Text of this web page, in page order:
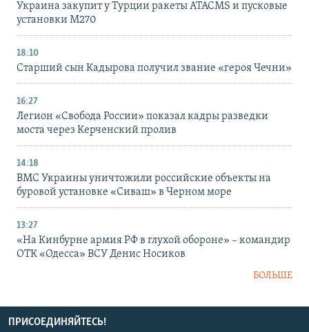
Украина закупит у Турции ракеты ATACMS и пусковые
установки M270
18:10
Старший сын Кадырова получил звание «героя Чечни»
16:27
Легион «Свобода России» показал кадры разведки
моста через Керченский пролив
14:18
ВМС Украины уничтожили российские объекты на
буровой установке «Сиваш» в Черном море
13:27
«На Кинбурне армия РФ в глухой обороне» – командир
ОТК «Одесса» ВСУ Денис Носиков
БОЛЬШЕ
ПРИСОЕДИНЯЙТЕСЬ!